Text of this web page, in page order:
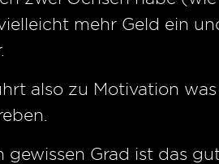
mehr Geld ein
also zu Motivation
gewissen Grad ist das